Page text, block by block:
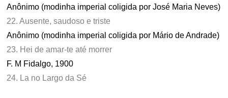
Anônimo (modinha imperial coligida por José Maria Neves)
22. Ausente, saudoso e triste
Anônimo (modinha imperial coligida por Mário de Andrade)
23. Hei de amar-te até morrer
F. M Fidalgo, 1900
24. La no Largo da Sé